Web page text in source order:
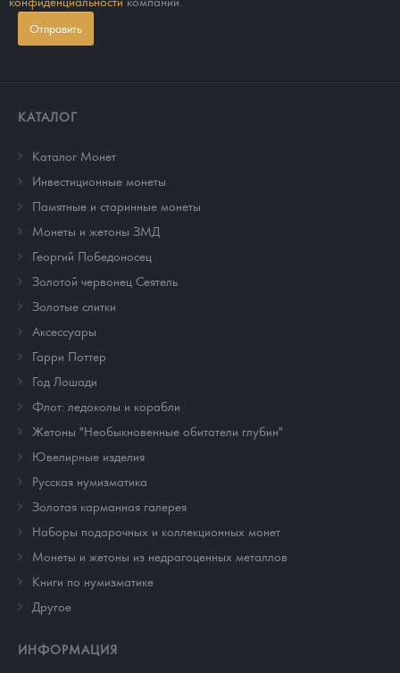
Отправить
КАТАЛОГ
Каталог Монет
Инвестиционные монеты
Памятные и старинные монеты
Монеты и жетоны ЗМД
Георгий Победоносец
Золотой червонец Сеятель
Золотые слитки
Аксессуары
Гарри Поттер
Год Лошади
Флот: ледоколы и корабли
Жетоны "Необыкновенные обитатели глубин"
Ювелирные изделия
Русская нумизматика
Золотая карманная галерея
Наборы подарочных и коллекционных монет
Монеты и жетоны из недрагоценных металлов
Книги по нумизматике
Другое
ИНФОРМАЦИЯ